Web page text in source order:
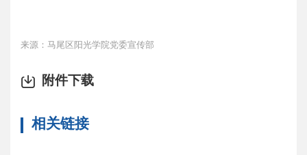
来源：马尾区阳光学院党委宣传部
附件下载
相关链接